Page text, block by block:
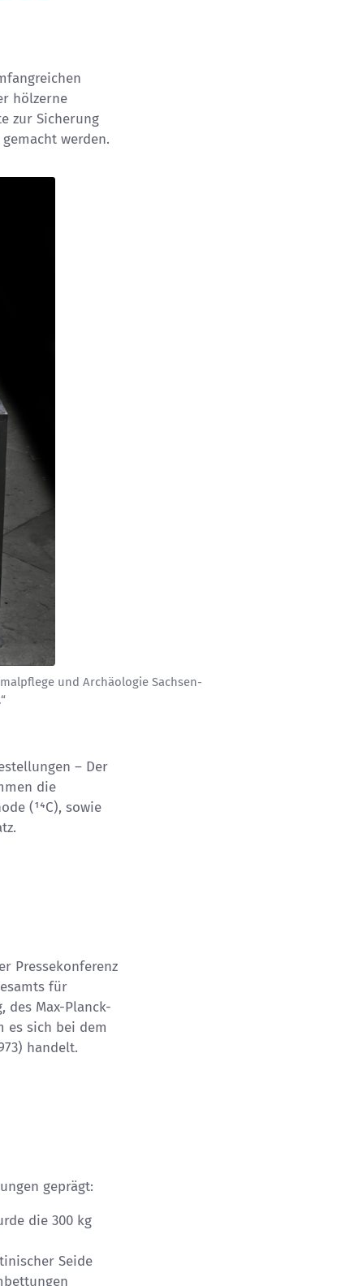
hölzerne
zur Sicherung
werden.
und Archäologie Sachsen-
– Der
die
(¹⁴C), sowie
Pressekonferenz
für
des Max-Planck-
es sich bei dem
handelt.
geprägt:
die 300 kg
Seide